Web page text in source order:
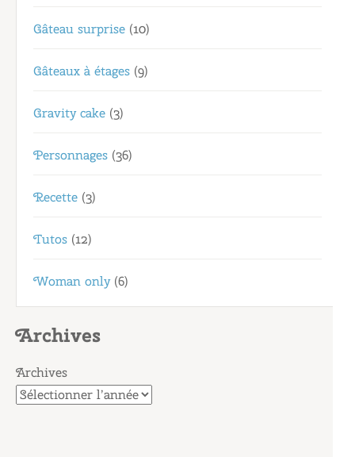
Gâteau surprise (10)
Gâteaux à étages (9)
Gravity cake (3)
Personnages (36)
Recette (3)
Tutos (12)
Woman only(6)
Archives
Archives